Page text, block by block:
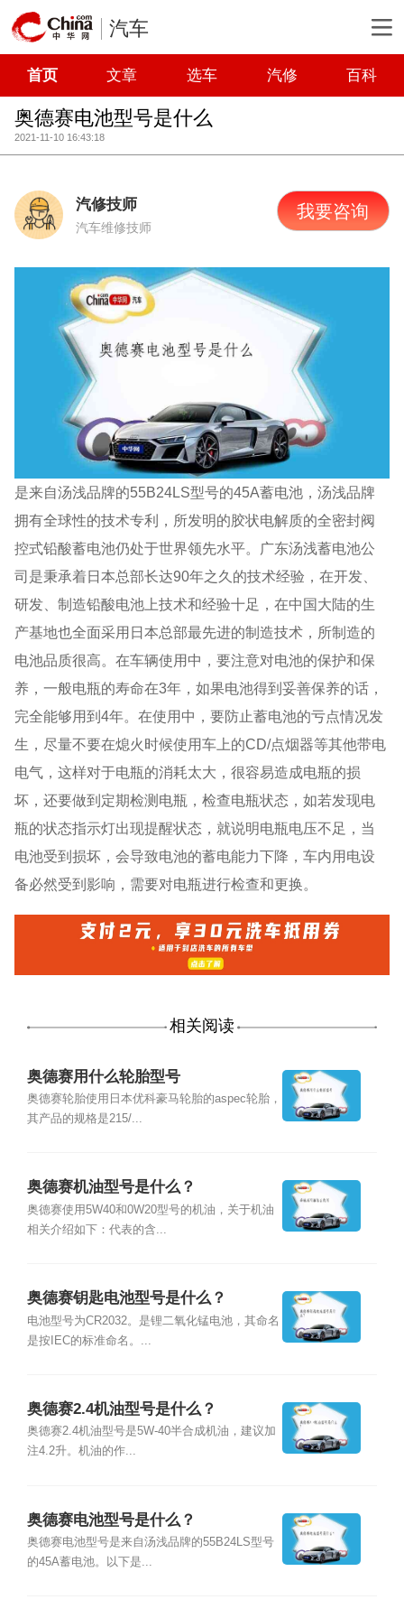
汽车
首页 文章 选车 汽修 百科
奥德赛电池型号是什么
2021-11-10 16:43:18
汽修技师
汽车维修技师
我要咨询
是来自汤浅品牌的55B24LS型号的45A蓄电池，汤浅品牌
拥有全球性的技术专利，所发明的胶状电解质的全密封阀
控式铅酸蓄电池仍处于世界领先水平。广东汤浅蓄电池公
司是秉承着日本总部长达90年之久的技术经验，在开发、
研发、制造铅酸电池上技术和经验十足，在中国大陆的生
产基地也全面采用日本总部最先进的制造技术，所制造的
电池品质很高。在车辆使用中，要注意对电池的保护和保
养，一般电瓶的寿命在3年，如果电池得到妥善保养的话，
完全能够用到4年。在使用中，要防止蓄电池的亏点情况发
生，尽量不要在熄火时候使用车上的CD/点烟器等其他带电
电气，这样对于电瓶的消耗太大，很容易造成电瓶的损
坏，还要做到定期检测电瓶，检查电瓶状态，如若发现电
瓶的状态指示灯出现提醒状态，就说明电瓶电压不足，当
电池受到损坏，会导致电池的蓄电能力下降，车内用电设
备必然受到影响，需要对电瓶进行检查和更换。
相关阅读
奥德赛用什么轮胎型号
奥德赛轮胎使用日本优科豪马轮胎的aspec轮胎，
其产品的规格是215/...
奥德赛机油型号是什么？
奥德赛使用5W40和0W20型号的机油，关于机油
相关介绍如下：代表的含...
奥德赛钥匙电池型号是什么？
电池型号为CR2032。是锂二氧化锰电池，其命名
是按IEC的标准命名。...
奥德赛2.4机油型号是什么？
奥德赛2.4机油型号是5W-40半合成机油，建议加
注4.2升。机油的作...
奥德赛电池型号是什么？
奥德赛电池型号是来自汤浅品牌的55B24LS型号
的45A蓄电池。以下是...